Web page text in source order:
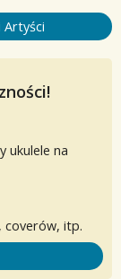
Artyści
ukulele na
coverów, itp.